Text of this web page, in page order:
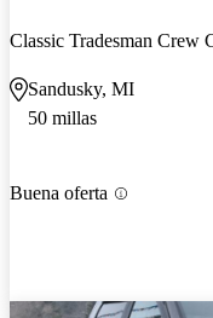
Classic Tradesman Crew
Sandusky, MI
50 millas
Buena oferta